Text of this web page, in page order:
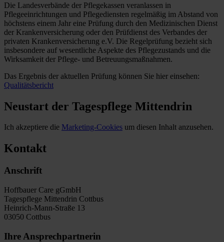
Die Landesverbände der Pflegekassen veranlassen in
Pflegeeinrichtungen und Pflegediensten regelmäßig im Abstand von
höchstens einem Jahr eine Prüfung durch den Medizinischen Dienst
der Krankenversicherung oder den Prüfdienst des Verbandes der
privaten Krankenversicherung e.V. Die Regelprüfung bezieht sich
insbesondere auf wesentliche Aspekte des Pflegezustands und die
Wirksamkeit der Pflege- und Betreuungsmaßnahmen.
Das Ergebnis der aktuellen Prüfung können Sie hier einsehen:
Qualitätsbericht
Neustart der Tagespflege Mittendrin
Ich akzeptiere die Marketing-Cookies um diesen Inhalt anzusehen.
Kontakt
Anschrift
Hoffbauer Care gGmbH
Tagespflege Mittendrin Cottbus
Heinrich-Mann-Straße 13
03050 Cottbus
Ihre Ansprechpartnerin